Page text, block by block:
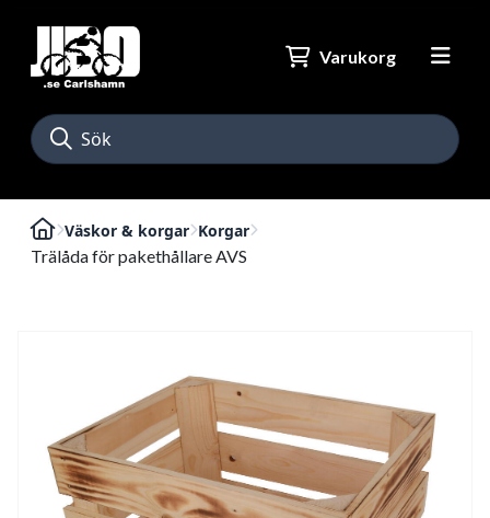
Varukorg
Väskor & korgar Korgar
Trälåda för pakethållare AVS